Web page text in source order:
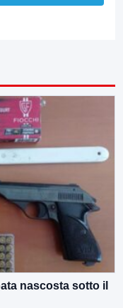
nascosta sotto il